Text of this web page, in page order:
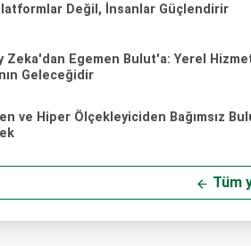
Değil, İnsanlar Güçlendirir
Zeka'dan Egemen Bulut'a: Yerel
Geleceğidir
ve Hiper Ölçekleyiciden Bağımsız
Tüm